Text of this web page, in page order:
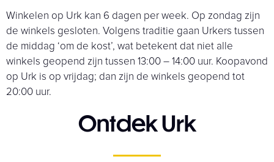
Winkelen op Urk kan 6 dagen per week. Op zondag zijn
de winkels gesloten. Volgens traditie gaan Urkers tussen
de middag ‘om de kost’, wat betekent dat niet alle
winkels geopend zijn tussen 13:00 – 14:00 uur. Koopavond
op Urk is op vrijdag; dan zijn de winkels geopend tot
20:00 uur.
Ontdek Urk